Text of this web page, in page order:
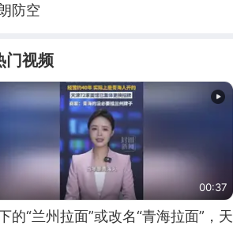
防空
门视频
00:37
的“兰州拉面”或改名“青海拉面”，天